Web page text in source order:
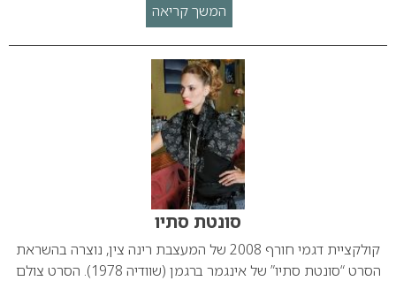
המשך קריאה
סונטת סתיו
קולקציית דגמי חורף 2008 של המעצבת רינה צין, נוצרה בהשראת
הסרט “סונטת סתיו” של אינגמר ברגמן (שוודיה 1978). הסרט צולם